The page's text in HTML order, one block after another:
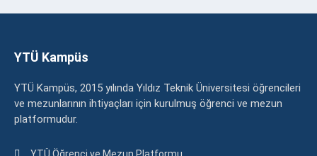
YTÜ Kampüs
YTÜ Kampüs, 2015 yılında Yıldız Teknik Üniversitesi öğrencileri
ve mezunlarının ihtiyaçları için kurulmuş öğrenci ve mezun
platformudur.